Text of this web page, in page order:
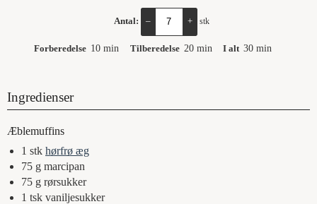
Antal: – + stk
Forberedelse 10 min Tilberedelse 20 min I alt 30 min
Ingredienser
Æblemuffins
1 stk hørfrø æg
75 g marcipan
75 g rørsukker
1 tsk vaniljesukker